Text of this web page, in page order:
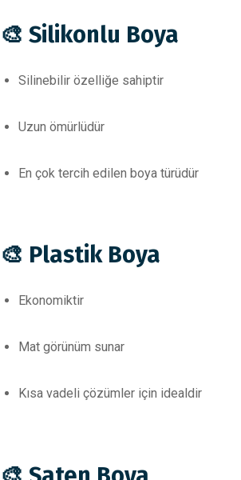
🎨 Silikonlu Boya
Silinebilir özelliğe sahiptir
Uzun ömürlüdür
En çok tercih edilen boya türüdür
🎨 Plastik Boya
Ekonomiktir
Mat görünüm sunar
Kısa vadeli çözümler için idealdir